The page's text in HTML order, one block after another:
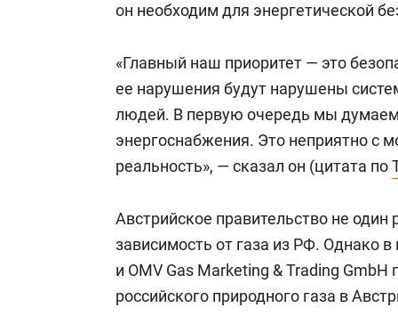
он необходим для энергетической
«Главный наш приоритет — это
ее нарушения будут нарушены
людей. В первую очередь мы думаем
энергоснабжения. Это неприятно с
реальность», — сказал он (цитата по
Австрийское правительство не один
зависимость от газа из РФ. Однако
и OMV Gas Marketing & Trading GmbH
российского природного газа в